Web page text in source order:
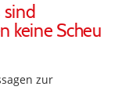
keine Scheu
zur